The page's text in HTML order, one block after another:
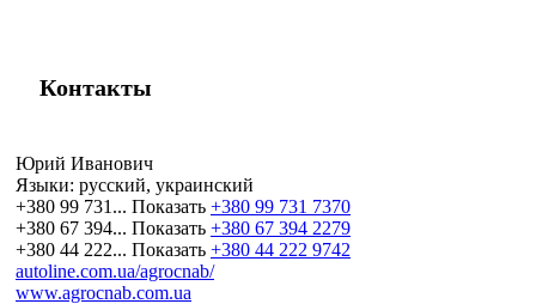
Контакты
Юрий Иванович
Языки: русский, украинский
+380 99 731... Показать +380 99 731 7370
+380 67 394... Показать +380 67 394 2279
+380 44 222... Показать +380 44 222 9742
autoline.com.ua/agrocnab/
www.agrocnab.com.ua